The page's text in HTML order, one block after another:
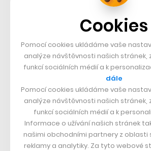
domácnostech vytváří drobné
doplňují architekti.
dětské pokoje, kde strohou paletu
barvy a nábytek navržený na míru.
Cookies
Pomocí cookies ukládáme vaše
analýze návštěvnosti našich stránek,
funkcí sociálních médií a k
dále
Pomocí cookies ukládáme vaše
analýze návštěvnosti našich stránek,
funkcí sociálních médií a k
Informace o užívání našich stránek
našimi obchodními partnery z oblasti
reklamy a analytiky. Za tyto webové